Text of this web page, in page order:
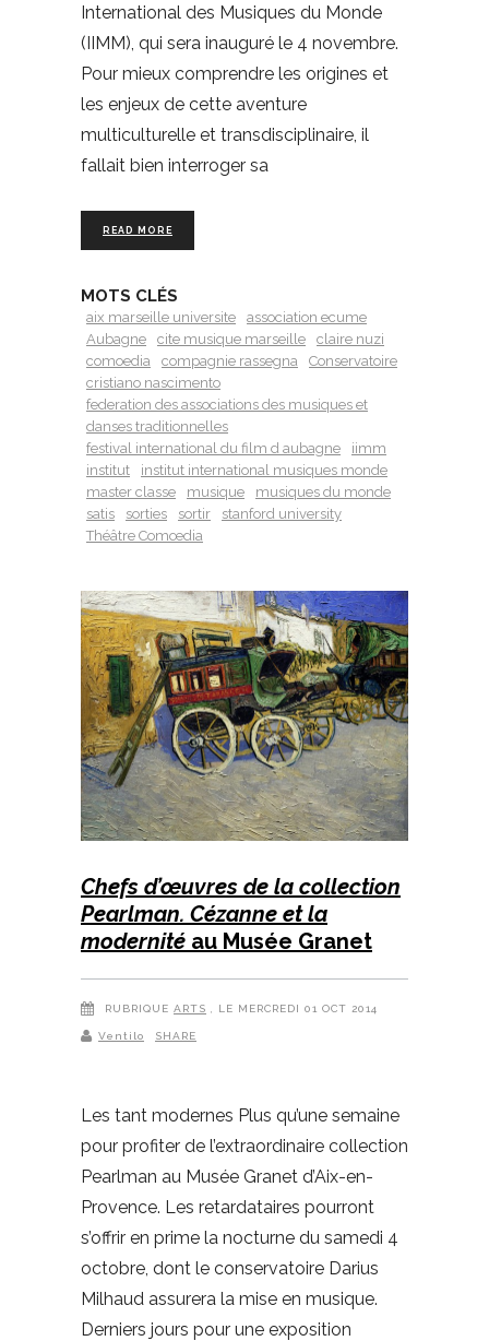
International des Musiques du Monde
(IIMM), qui sera inauguré le 4 novembre.
Pour mieux comprendre les origines et
les enjeux de cette aventure
multiculturelle et transdisciplinaire, il
fallait bien interroger sa
READ MORE
MOTS CLÉS
aix marseille universite
association ecume
Aubagne
cite musique marseille
claire nuzi
comoedia
compagnie rassegna
Conservatoire
cristiano nascimento
federation des associations des musiques et
danses traditionnelles
festival international du film d aubagne
iimm
institut
institut international musiques monde
master classe
musique
musiques du monde
satis
sorties sortir
stanford university
Théâtre Comœdia
Chefs d’œuvres de la collection
Pearlman. Cézanne et la
modernité au Musée Granet
RUBRIQUE ARTS , LE MERCREDI 01 OCT 2014
Ventilo SHARE
Les tant modernes Plus qu’une semaine
pour profiter de l’extraordinaire collection
Pearlman au Musée Granet d’Aix-en-
Provence. Les retardataires pourront
s’offrir en prime la nocturne du samedi 4
octobre, dont le conservatoire Darius
Milhaud assurera la mise en musique.
Derniers jours pour une exposition